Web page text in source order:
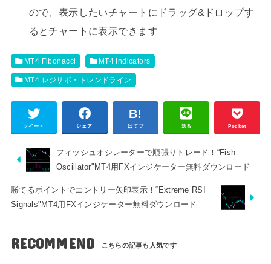
ので、表示したいチャートにドラッグ&ドロップす
るとチャートに表示できます
MT4 Fibonacci MT4 Indicators
MT4 レジサポ・トレンドライン
ツイート シェア はてブ 送る Pocket
フィッシュオシレーターで順張りトレード！“Fish
Oscillator"MT4用FXインジケーター無料ダウンロード
勝てるポイントでエントリー矢印表示！“Extreme RSI
Signals"MT4用FXインジケーター無料ダウンロード
RECOMMEND